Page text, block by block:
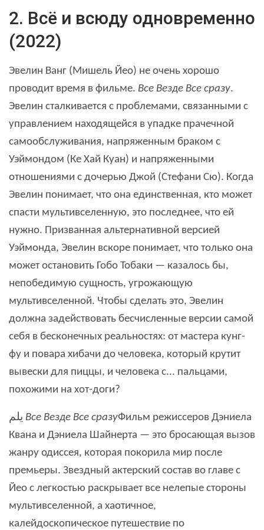
2. Всё и всюду одновременно
(2022)
Эвелин Ванг (Мишель Йео) не очень хорошо
проводит время в фильме. Все Везде Все сразу.
Эвелин сталкивается с проблемами, связанными с
управлением находящейся в упадке прачечной
самообслуживания, напряженным браком с
Уэймондом (Ке Хай Куан) и напряженными
отношениями с дочерью Джой (Стефани Сю). Когда
Эвелин понимает, что она единственная, кто может
спасти мультивселенную, это последнее, что ей
нужно. Призванная альтернативной версией
Уэймонда, Эвелин вскоре понимает, что только она
может остановить Гобо Тобаки — казалось бы,
непобедимую сущность, угрожающую
мультивселенной. Чтобы сделать это, Эвелин
должна задействовать бесчисленные версии самой
себя в бесконечных реальностях: от мастера кунг-
фу и повара хибачи до человека, который крутит
вывески для пиццы, и человека с... пальцами,
похожими на хот-доги?
Все Везде Все сразуФильм режиссеров Дэниела
Квана и Дэниела Шайнерта — это бросающая вызов
жанру одиссея, которая покорила мир после
премьеры. Звездный актерский состав во главе с
Йео с легкостью раскрывает все нелепые стороны
мультивселенной, а хаотичное,
калейдоскопическое путешествие по